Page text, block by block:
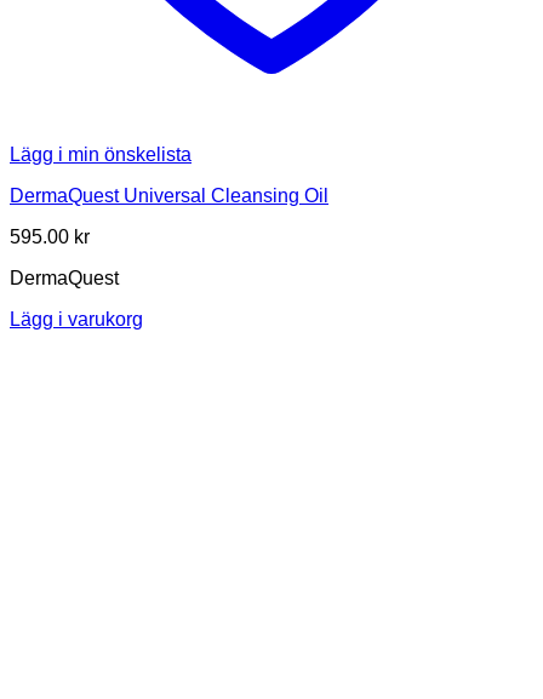
Lägg i min önskelista
DermaQuest Universal Cleansing Oil
595.00 kr
DermaQuest
Lägg i varukorg